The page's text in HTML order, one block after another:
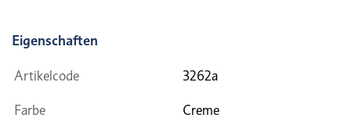
Eigenschaften
Artikelcode 3262a
Farbe Creme